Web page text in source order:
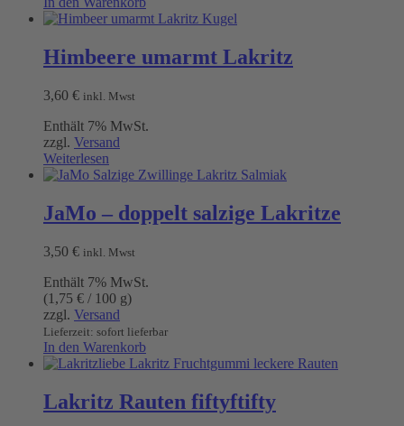
Himbeere umarmt Lakritz
3,60 € inkl. Mwst
Enthält 7% MwSt.
zzgl. Versand
Weiterlesen
JaMo – doppelt salzige Lakritze
3,50 € inkl. Mwst
Enthält 7% MwSt.
(1,75 € / 100 g)
zzgl. Versand
Lieferzeit: sofort lieferbar
In den Warenkorb
Lakritz Rauten fiftyftifty